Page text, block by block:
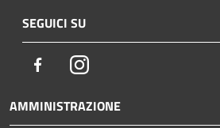
SEGUICI SU
FacebookInstagram
AMMINISTRAZIONE